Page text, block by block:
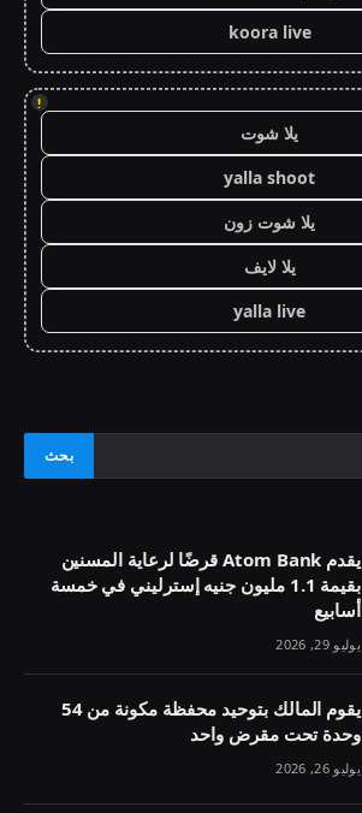
koora live
!
يلا شوت
yalla shoot
يلا شوت زون
يلا لايف
yalla live
يقدم Atom Bank قرضًا لرعاية المسنين
بقيمة 1.1 مليون جنيه إسترليني في خمسة
أسابيع
يوليو 29, 2026
يقوم المالك بتوحيد محفظة مكونة من 54
وحدة تحت مقرض واحد
يوليو 26, 2026